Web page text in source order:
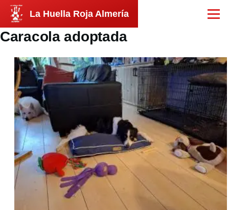
Pasar al contenido principal
La Huella Roja Almería Menú
Caracola adoptada